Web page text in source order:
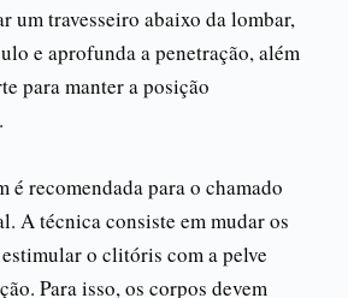
um travesseiro abaixo da lombar,
e aprofunda a penetração, além
para manter a posição
é recomendada para o chamado
A técnica consiste em mudar os
o clitóris com a pelve
Para isso, os corpos devem